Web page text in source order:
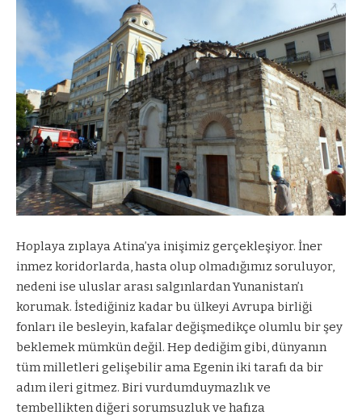
Hoplaya zıplaya Atina’ya inişimiz gerçekleşiyor. İner
inmez koridorlarda, hasta olup olmadığımız soruluyor,
nedeni ise uluslar arası salgınlardan Yunanistan’ı
korumak. İstediğiniz kadar bu ülkeyi Avrupa birliği
fonları ile besleyin, kafalar değişmedikçe olumlu bir şey
beklemek mümkün değil. Hep dediğim gibi, dünyanın
tüm milletleri gelişebilir ama Egenin iki tarafı da bir
adım ileri gitmez. Biri vurdumduymazlık ve
tembellikten diğeri sorumsuzluk ve hafıza